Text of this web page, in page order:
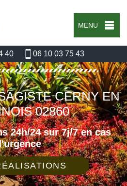
MENU
40 06 10 03 75 43
CERNY EN
02860
24h/24 sur 7j/7 en cas